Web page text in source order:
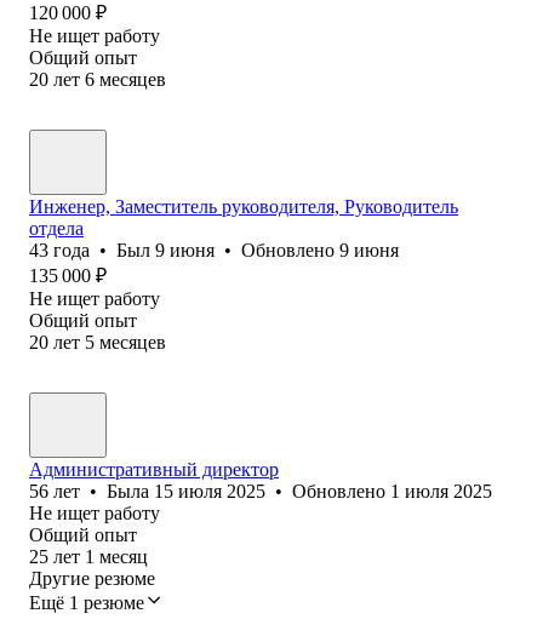
120 000 ₽
Не ищет работу
Общий опыт
20 лет 6 месяцев
Инженер, Заместитель руководителя, Руководитель
отдела
43 года • Был 9 июня • Обновлено 9 июня
135 000 ₽
Не ищет работу
Общий опыт
20 лет 5 месяцев
Административный директор
56 лет • Была 15 июля 2025 • Обновлено 1 июля 2025
Не ищет работу
Общий опыт
25 лет 1 месяц
Другие резюме
Ещё 1 резюме